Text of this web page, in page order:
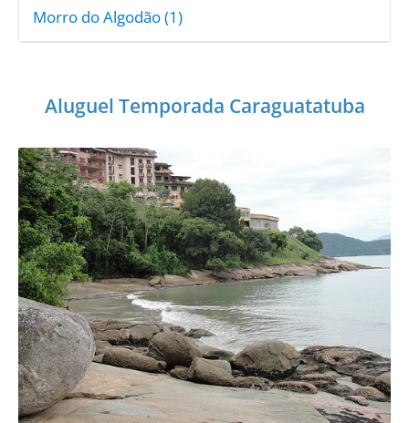
Morro do Algodão (1)
Aluguel Temporada Caraguatatuba